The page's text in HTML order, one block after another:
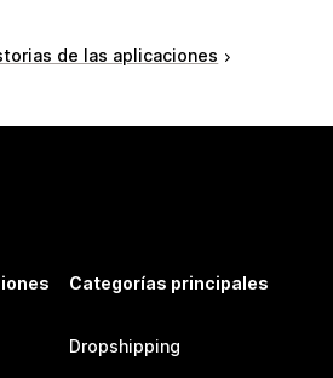
de las aplicaciones
Categorías principales
Dropshipping